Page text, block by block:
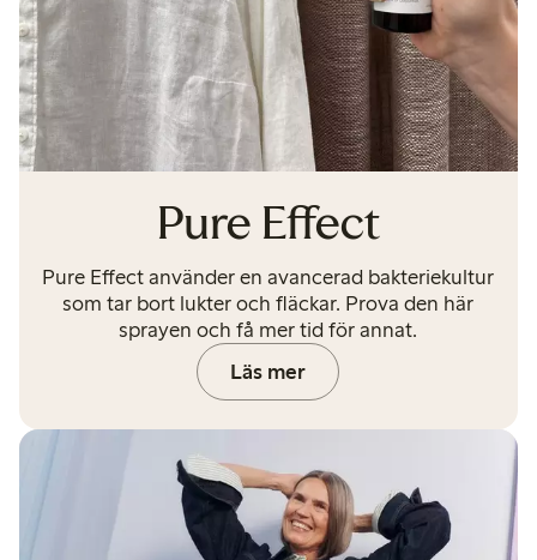
Pure Effect
Pure Effect använder en avancerad bakteriekultur
som tar bort lukter och fläckar. Prova den här
sprayen och få mer tid för annat.
Läs mer